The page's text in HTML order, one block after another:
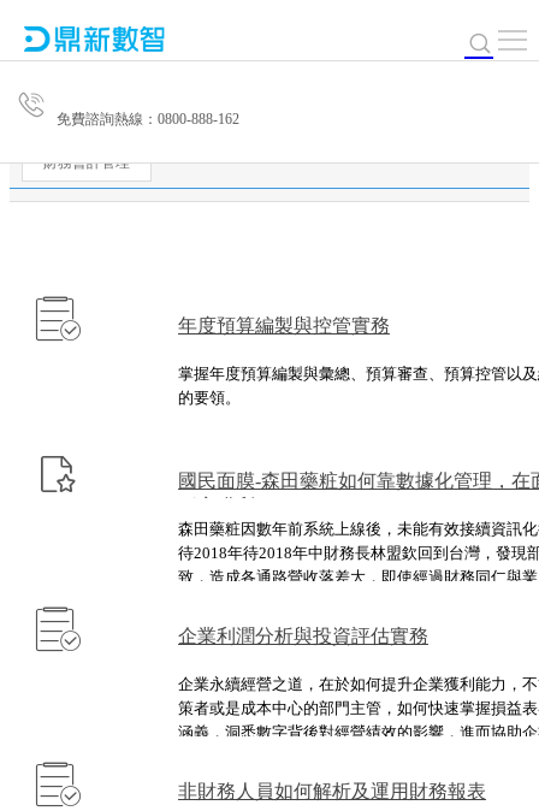
免費諮詢熱線：0800-888-162
財務會計管理
年度預算編製與控管實務
掌握年度預算編製與彙總、預算審查、預算控管以
的要領。
國民面膜-森田藥粧如何靠數據化管理，在
森田藥粧因數年前系統上線後，未能有效接續資訊
待2018年待2018年中財務長林盟欽回到台灣，發現
致，造成各通路營收落差大，即使經過財務同仁與
新【價值交付】服務，落實費用歸屬、保障數字的
管理，讓產銷主管即時掌握相同資訊，討論策略、
企業利潤分析與投資評估實務
企業永續經營之道，在於如何提升企業獲利能力，
策者或是成本中心的部門主管，如何快速掌握損益
涵義，洞悉數字背後對經營績效的影響，進而協助
運用投資計畫評估工具，協助管理者制定擴廠、擴
策，以提升公司的經營績效，成為老闆不可或缺的
非財務人員如何解析及運用財務報表